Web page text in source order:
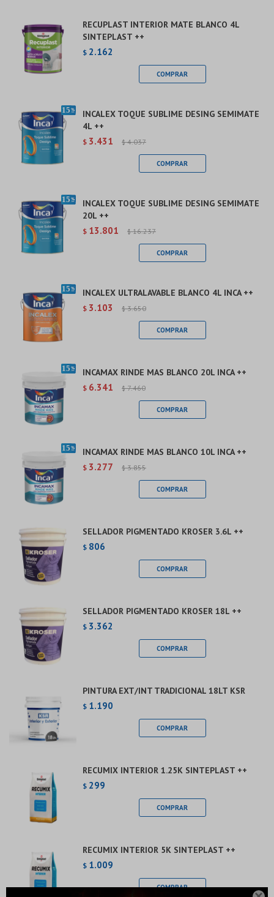
RECUPLAST INTERIOR MATE BLANCO 4L
SINTEPLAST ++
$ 2.162
INCALEX TOQUE SUBLIME DESING SEMIMATE
4L ++
$ 3.431 $ 4.037
INCALEX TOQUE SUBLIME DESING SEMIMATE
20L ++
$ 13.801 $ 16.237
INCALEX ULTRALAVABLE BLANCO 4L INCA ++
$ 3.103 $ 3.650
INCAMAX RINDE MAS BLANCO 20L INCA ++
$ 6.341 $ 7.460
INCAMAX RINDE MAS BLANCO 10L INCA ++
$ 3.277 $ 3.855
SELLADOR PIGMENTADO KROSER 3.6L ++
$ 806
SELLADOR PIGMENTADO KROSER 18L ++
$ 3.362
PINTURA EXT/INT TRADICIONAL 18LT KSR
$ 1.190
RECUMIX INTERIOR 1.25K SINTEPLAST ++
$ 299
RECUMIX INTERIOR 5K SINTEPLAST ++
$ 1.009
¡Sumate a la forma más ágil de comprar!